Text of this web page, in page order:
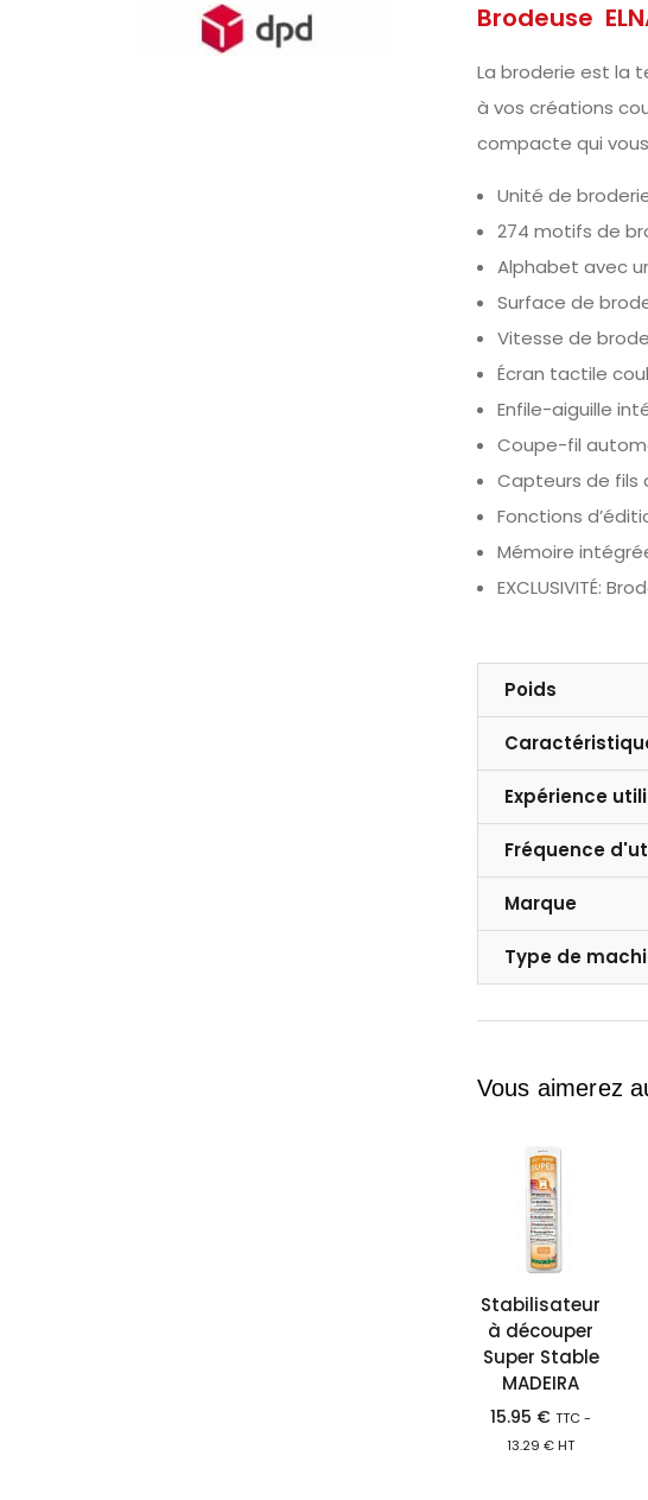
Brodeuse
La broderie est la
à vos créations
compacte qui
Unité de
274 motifs de
Alphabet avec
Surface de
Vitesse de
Écran tactile
Enfile-aiguille
Coupe-fil
Capteurs de fils
Fonctions
Mémoire
EXCLUSIVITÉ:
Poids
Expérience
Fréquence
Marque
Type de
Vous aimerez
Stabilisateur
à découper
Super Stable
MADEIRA
15.95 € TTC -
13.29€HT